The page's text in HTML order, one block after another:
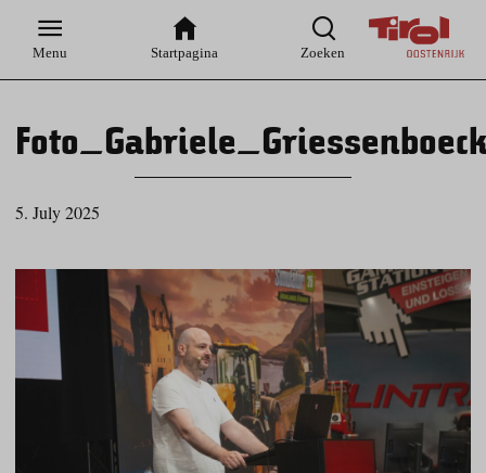
Hauptnavigation
Inhaltsbereich
Menu Startpagina Zoeken
5. July 2025